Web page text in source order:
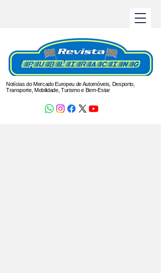
Notícias do Mercado Europeu de Automóveis, Desporto,
Transporte, Mobilidade, Turismo e Bem-Estar